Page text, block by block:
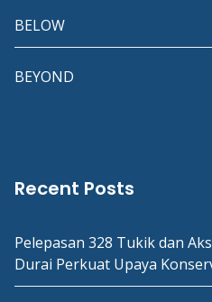
BELOW
BEYOND
Recent Posts
Pelepasan 328 Tukik dan
Durai Perkuat Upaya